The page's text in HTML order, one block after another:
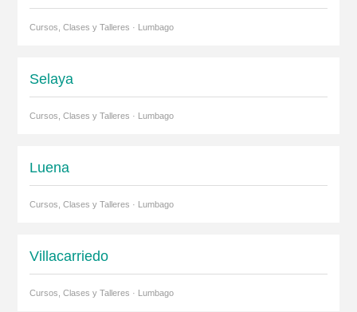
Cursos, Clases y Talleres · Lumbago
Selaya
Cursos, Clases y Talleres · Lumbago
Luena
Cursos, Clases y Talleres · Lumbago
Villacarriedo
Cursos, Clases y Talleres · Lumbago